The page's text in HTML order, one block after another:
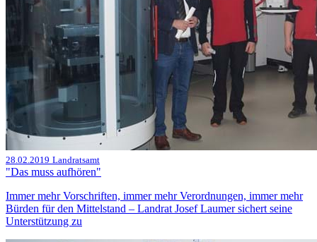
28.02.2019 Landratsamt
"Das muss aufhören"
Immer mehr Vorschriften, immer mehr Verordnungen, immer mehr
Bürden für den Mittelstand – Landrat Josef Laumer sichert seine
Unterstützung zu